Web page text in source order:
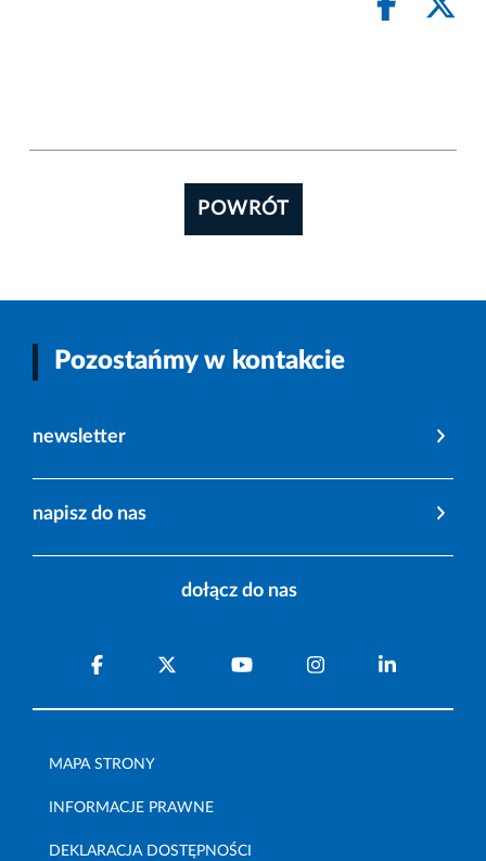
POWRÓT
Pozostańmy w kontakcie
newsletter
napisz do nas
dołącz do nas
MAPA STRONY
INFORMACJE PRAWNE
DEKLARACJA DOSTĘPNOŚCI